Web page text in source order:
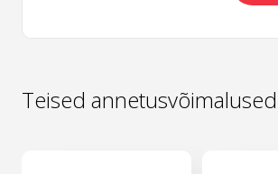
Teised annetusvõimalused